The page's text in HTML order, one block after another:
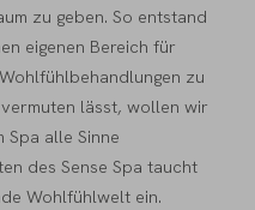
zu geben. So entstand
eigenen Bereich für
zu
lässt, wollen wir
Spa alle Sinne
des Sense Spa taucht
Wohlfühlwelt ein.